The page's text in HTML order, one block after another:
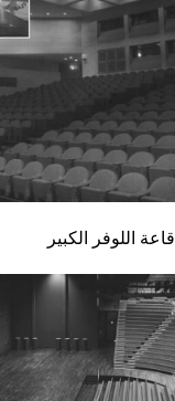
قاعة اللوفر الكبير